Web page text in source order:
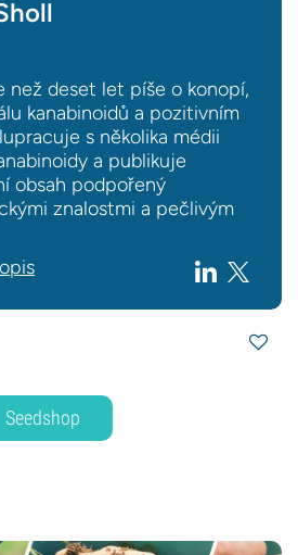
než deset let píše o konopí,
kanabinoidů a pozitivním
s několika médii
a publikuje
obsah podpořený
znalostmi a pečlivým
Seedshop